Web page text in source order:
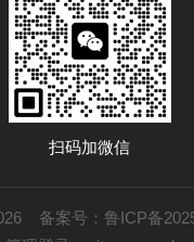
扫码加微信
备案号：鲁ICP备